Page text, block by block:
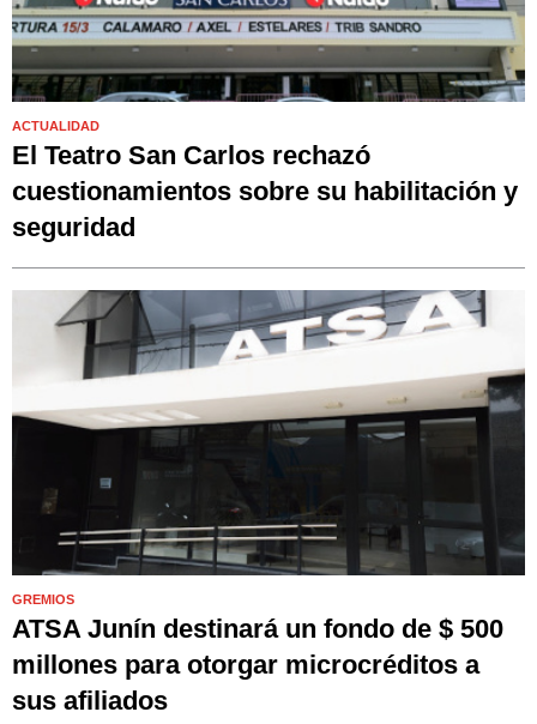
ACTUALIDAD
El Teatro San Carlos rechazó
cuestionamientos sobre su habilitación y
seguridad
GREMIOS
ATSA Junín destinará un fondo de $ 500
millones para otorgar microcréditos a
sus afiliados